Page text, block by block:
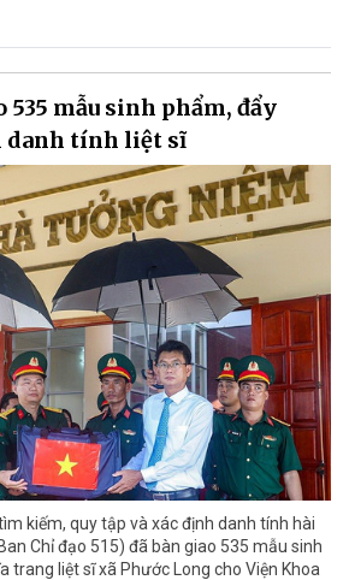
535 mẫu sinh phẩm, đẩy
danh tính liệt sĩ
kiếm, quy tập và xác định danh tính hài
Chỉ đạo 515) đã bàn giao 535 mẫu sinh
trang liệt sĩ xã Phước Long cho Viện Khoa